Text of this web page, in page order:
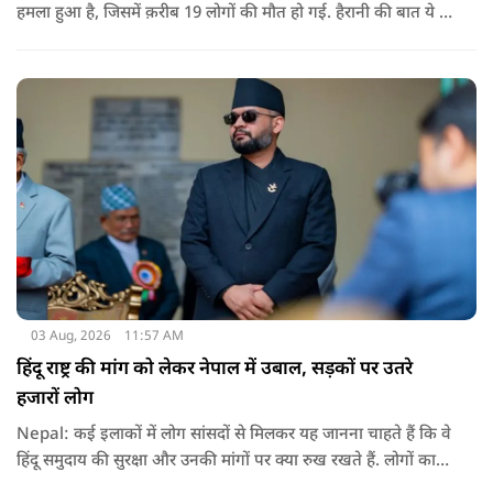
हमला हुआ है, जिसमें क़रीब 19 लोगों की मौत हो गई. हैरानी की बात ये है
03 Aug, 2026 11:57 AM
हिंदू राष्ट्र की मांग को लेकर नेपाल में उबाल, सड़कों पर उतरे
हजारों लोग
Nepal: कई इलाकों में लोग सांसदों से मिलकर यह जानना चाहते हैं कि वे
हिंदू समुदाय की सुरक्षा और उनकी मांगों पर क्या रुख रखते हैं. लोगों का